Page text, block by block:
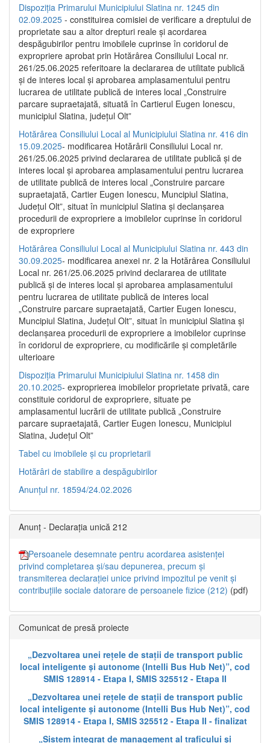
Dispoziția Primarului Municipiului Slatina nr. 1245 din
02.09.2025 - constituirea comisiei de verificare a dreptului de
proprietate sau a altor drepturi reale și acordarea
despăgubirilor pentru imobilele cuprinse în coridorul de
expropriere aprobat prin Hotărârea Consiliului Local nr.
261/25.06.2025 referitoare la declararea de utilitate publică
și de interes local și aprobarea amplasamentului pentru
lucrarea de utilitate publică de interes local „Construire
parcare supraetajată, situată în Cartierul Eugen Ionescu,
municipiul Slatina, județul Olt”
Hotărârea Consiliului Local al Municipiului Slatina nr. 416 din
15.09.2025- modificarea Hotărârii Consiliului Local nr.
261/25.06.2025 privind declararea de utilitate publică și de
interes local și aprobarea amplasamentului pentru lucrarea
de utilitate publică de interes local „Construire parcare
supraetajată, Cartier Eugen Ionescu, Muncipiul Slatina,
Județul Olt”, situat în municipiul Slatina și declanșarea
procedurii de expropriere a imobilelor cuprinse în coridorul
de expropriere
Hotărârea Consiliului Local al Municipiului Slatina nr. 443 din
30.09.2025- modificarea anexei nr. 2 la Hotărârea Consiliului
Local nr. 261/25.06.2025 privind declararea de utilitate
publică şi de interes local şi aprobarea amplasamentului
pentru lucrarea de utilitate publică de interes local
„Construire parcare supraetajată, Cartier Eugen Ionescu,
Muncipiul Slatina, Judeţul Olt”, situat în municipiul Slatina şi
declanşarea procedurii de expropriere a imobilelor cuprinse
în coridorul de expropriere, cu modificările şi completările
ulterioare
Dispoziția Primarului Municipiului Slatina nr. 1458 din
20.10.2025- exproprierea imobilelor proprietate privată, care
constituie coridorul de expropriere, situate pe
amplasamentul lucrării de utilitate publică „Construire
parcare supraetajată, Cartier Eugen Ionescu, Municipiul
Slatina, Județul Olt”
Tabel cu imobilele și cu proprietarii
Hotărâri de stabilire a despăgubirilor
Anunțul nr. 18594/24.02.2026
Anunț - Declarația unică 212
Persoanele desemnate pentru acordarea asistenței
privind completarea și/sau depunerea, precum și
transmiterea declarației unice privind impozitul pe venit și
contribuțiile sociale datorare de persoanele fizice (212) (pdf)
Comunicat de presă proiecte
„Dezvoltarea unei rețele de stații de transport public
local inteligente și autonome (Intelli Bus Hub Net)”, cod
SMIS 128914 - Etapa I, SMIS 325512 - Etapa II
„Dezvoltarea unei rețele de stații de transport public
local inteligente și autonome (Intelli Bus Hub Net)”, cod
SMIS 128914 - Etapa I, SMIS 325512 - Etapa II - finalizat
„Sistem integrat de management al traficului și